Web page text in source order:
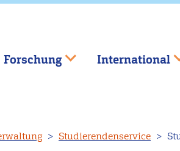
Forschung International
Studierendenservice